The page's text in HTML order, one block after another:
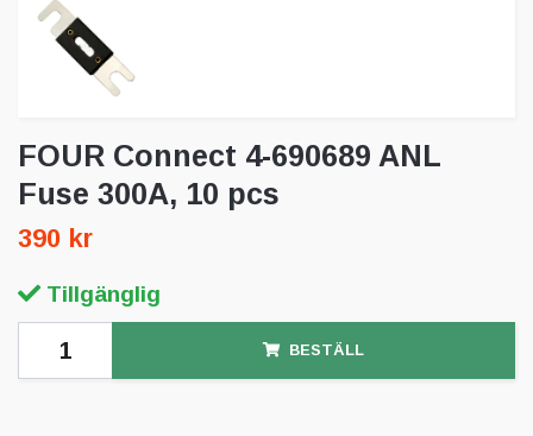
FOUR Connect 4-690689 ANL
Fuse 300A, 10 pcs
390 kr
Tillgänglig
BESTÄLL